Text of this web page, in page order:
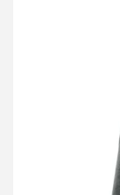
ハルノブムラタ